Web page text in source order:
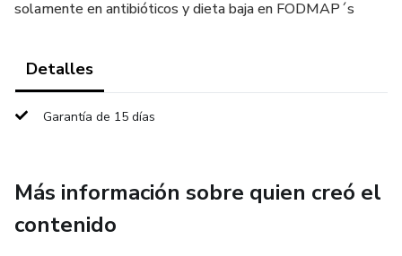
solamente en antibióticos y dieta baja en FODMAP´s
Detalles
Garantía de 15 días
Más información sobre quien creó el
contenido